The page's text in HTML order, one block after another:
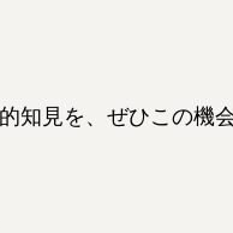
知見を、 ぜひこの機